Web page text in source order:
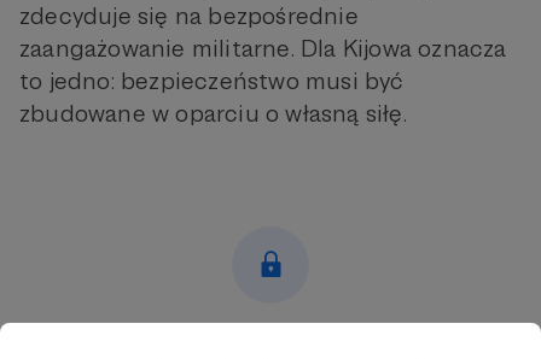
zdecyduje się na bezpośrednie
zaangażowanie militarne. Dla Kijowa oznacza
to jedno: bezpieczeństwo musi być
zbudowane w oparciu o własną siłę.